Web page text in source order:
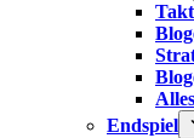
Endspiel